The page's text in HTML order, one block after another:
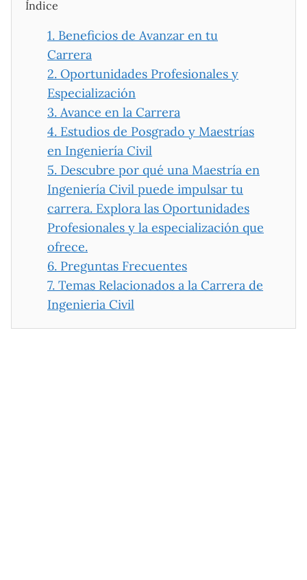
Índice
1. Beneficios de Avanzar en tu
Carrera
2. Oportunidades Profesionales y
Especialización
3. Avance en la Carrera
4. Estudios de Posgrado y Maestrías
en Ingeniería Civil
5. Descubre por qué una Maestría en
Ingeniería Civil puede impulsar tu
carrera. Explora las Oportunidades
Profesionales y la especialización que
ofrece.
6. Preguntas Frecuentes
7. Temas Relacionados a la Carrera de
Ingenieria Civil